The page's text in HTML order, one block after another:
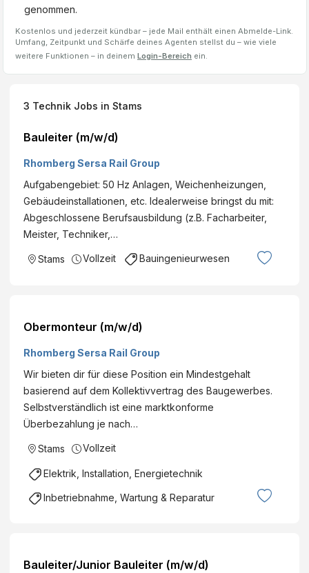
genommen.
Kostenlos und jederzeit kündbar – jede Mail enthält einen Abmelde-Link.
Umfang, Zeitpunkt und Schärfe deines Agenten stellst du – wie viele
weitere Funktionen – in deinem Login-Bereich ein.
3 Technik Jobs in Stams
Bauleiter (m/w/d)
Rhomberg Sersa Rail Group
Aufgabengebiet: 50 Hz Anlagen, Weichenheizungen,
Gebäudeinstallationen, etc. Idealerweise bringst du mit:
Abgeschlossene Berufsausbildung (z.B. Facharbeiter,
Meister, Techniker,…
Stams Vollzeit Bauingenieurwesen
Obermonteur (m/w/d)
Rhomberg Sersa Rail Group
Wir bieten dir für diese Position ein Mindestgehalt
basierend auf dem Kollektivvertrag des Baugewerbes.
Selbstverständlich ist eine marktkonforme
Überbezahlung je nach…
Stams Vollzeit
Elektrik, Installation, Energietechnik
Inbetriebnahme, Wartung & Reparatur
Bauleiter/Junior Bauleiter (m/w/d)